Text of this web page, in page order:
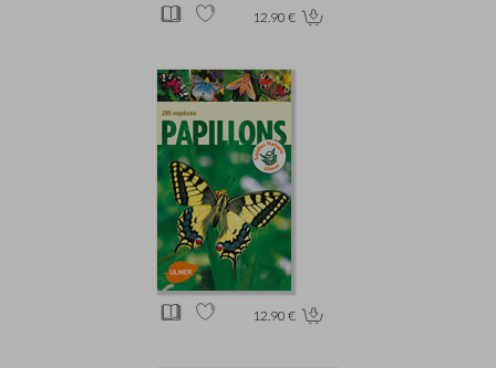
12.90 €
12.90 €